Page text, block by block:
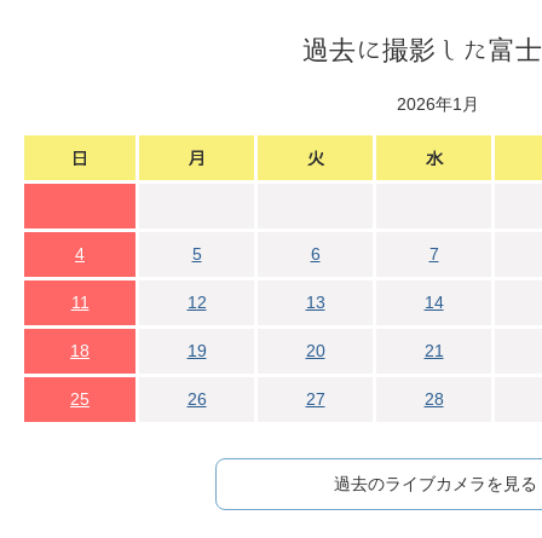
過去に撮影した富
2026年1月
4 5 6 7
11 12 13 14
18 19 20 21
25 26 27 28
過去のライブカメラを見る